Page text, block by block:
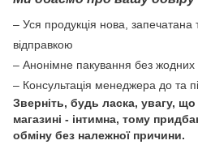
– Уся продукція нова, запечатана
відправкою
– Анонімне пакування без жодних
– Консультація менеджера до та
Зверніть, будь ласка, увагу,
магазині - інтимна, тому
обміну без належної причини.